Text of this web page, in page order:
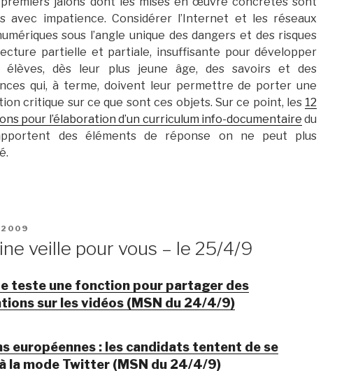
avec impatience. Considérer l’Internet et les réseaux
sous l’angle unique des dangers et des risques
partielle et partiale, insuffisante pour développer
élèves, dès leur plus jeune âge, des savoirs et des
qui, à terme, doivent leur permettre de porter une
critique sur ce que sont ces objets. Sur ce point, les 12
pour l’élaboration d’un curriculum info-documentaire du
des éléments de réponse on ne peut plus
2009
veille pour vous – le 25/4/9
teste une fonction pour partager des
sur les vidéos (MSN du 24/4/9)
européennes : les candidats tentent de se
la mode Twitter (MSN du 24/4/9)